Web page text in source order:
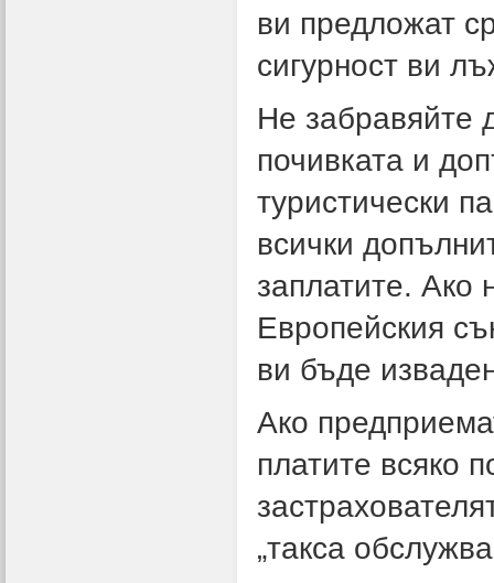
ви предложат
сигурност ви
Не забравяйте
почивката и
туристически
всички
заплатите. Ако
Европейския
ви бъде
Ако
платите всяко
„такса